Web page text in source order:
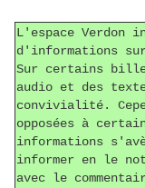
L'espace Verdon
d'informations
Sur certains
audio et des
convivialité.
opposées à
informations
informer en le
avec le